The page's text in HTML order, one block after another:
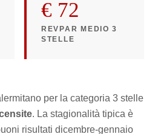
€ 72
REVPAR MEDIO 3
STELLE
per la categoria 3 stelle
. La stagionalità tipica è
risultati dicembre-gennaio